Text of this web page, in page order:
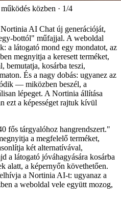
közben · 1/4
AI Chat új generációját,
bottól" műfajjal. A weboldal
a látogató mond egy mondatot, az
megnyitja a keresett terméket,
bemutatja, kosárba teszi,
És a nagy dobás: ugyanez az
— miközben beszél, a
lépeget. A Nortinia állítása
ezt a képességet rajtuk kívül
fős tárgyalóhoz hangrendszert."
a megfelelő terméket,
két alternatívával,
a látogató jóváhagyására kosárba
alatt, a képernyőn követhetően.
a Nortinia AI-t: ugyanaz a
a weboldal vele együtt mozog,